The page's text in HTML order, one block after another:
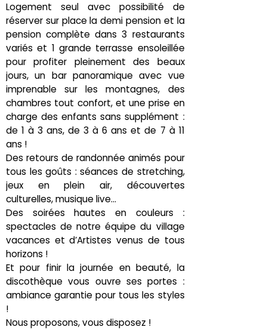
Logement seul avec possibilité de
réserver sur place la demi pension et la
pension complète dans 3 restaurants
variés et 1 grande terrasse ensoleillée
pour profiter pleinement des beaux
jours, un bar panoramique avec vue
imprenable sur les montagnes, des
chambres tout confort, et une prise en
charge des enfants sans supplément :
de 1 à 3 ans, de 3 à 6 ans et de 7 à 11
ans !
Des retours de randonnée animés pour
tous les goûts : séances de stretching,
jeux en plein air, découvertes
culturelles, musique live…
Des soirées hautes en couleurs :
spectacles de notre équipe du village
vacances et d’Artistes venus de tous
horizons !
Et pour finir la journée en beauté, la
discothèque vous ouvre ses portes :
ambiance garantie pour tous les styles
!
Nous proposons, vous disposez !